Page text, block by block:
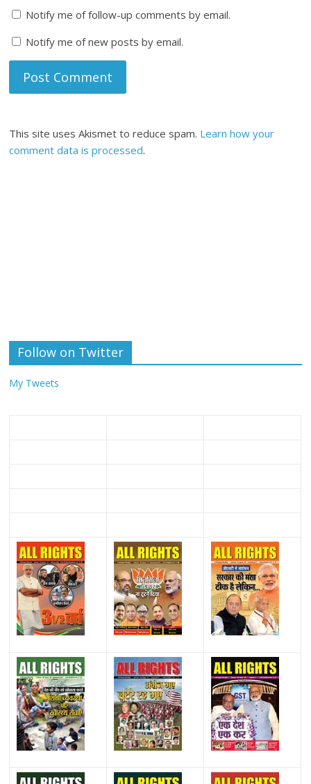
Notify me of follow-up comments by email.
Notify me of new posts by email.
This site uses Akismet to reduce spam. Learn how your
comment data is processed.
Follow on Twitter
My Tweets